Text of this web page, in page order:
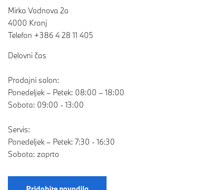
Mirka Vadnova 2a
4000 Kranj
Telefon +386 4 28 11 405
Delovni čas
Prodajni salon:
Ponedeljek – Petek: 08:00 – 18:00
Sobota: 09:00 - 13:00
Servis:
Ponedeljek – Petek: 7:30 - 16:30
Sobota: zaprto